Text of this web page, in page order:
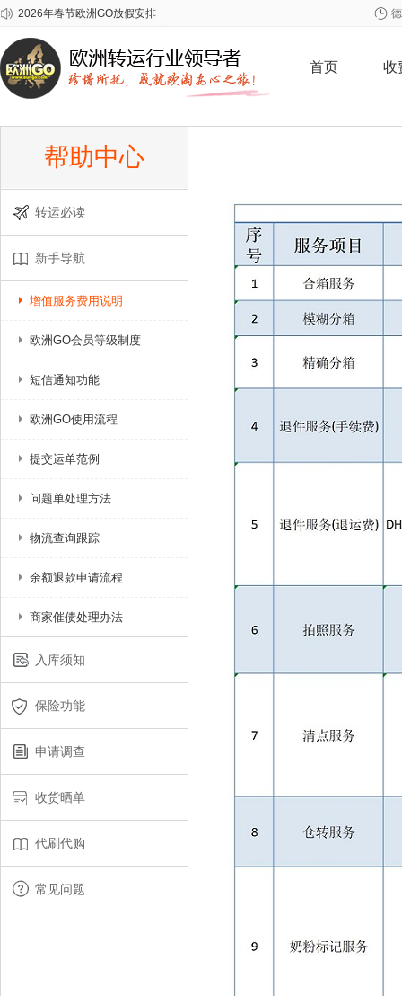
2026年春节欧洲GO放假安排
关于爱他美问题批次奶粉召回事宜
首页 收
帮助中心
转运必读
新手导航
增值服务费用说明
欧洲GO会员等级制度
短信通知功能
欧洲GO使用流程
提交运单范例
问题单处理方法
物流查询跟踪
余额退款申请流程
商家催债处理办法
入库须知
保险功能
申请调查
收货晒单
代刷代购
常见问题